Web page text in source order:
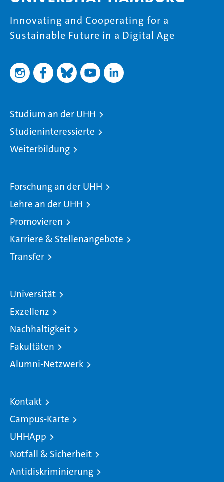
Innovating and Cooperating for a
Sustainable Future in a Digital Age
Studium an der UHH
Studieninteressierte
Weiterbildung
Forschung an der UHH
Lehre an der UHH
Promovieren
Karriere & Stellenangebote
Transfer
Universität
Exzellenz
Nachhaltigkeit
Fakultäten
Alumni-Netzwerk
Kontakt
Campus-Karte
UHHApp
Notfall & Sicherheit
Antidiskriminierung